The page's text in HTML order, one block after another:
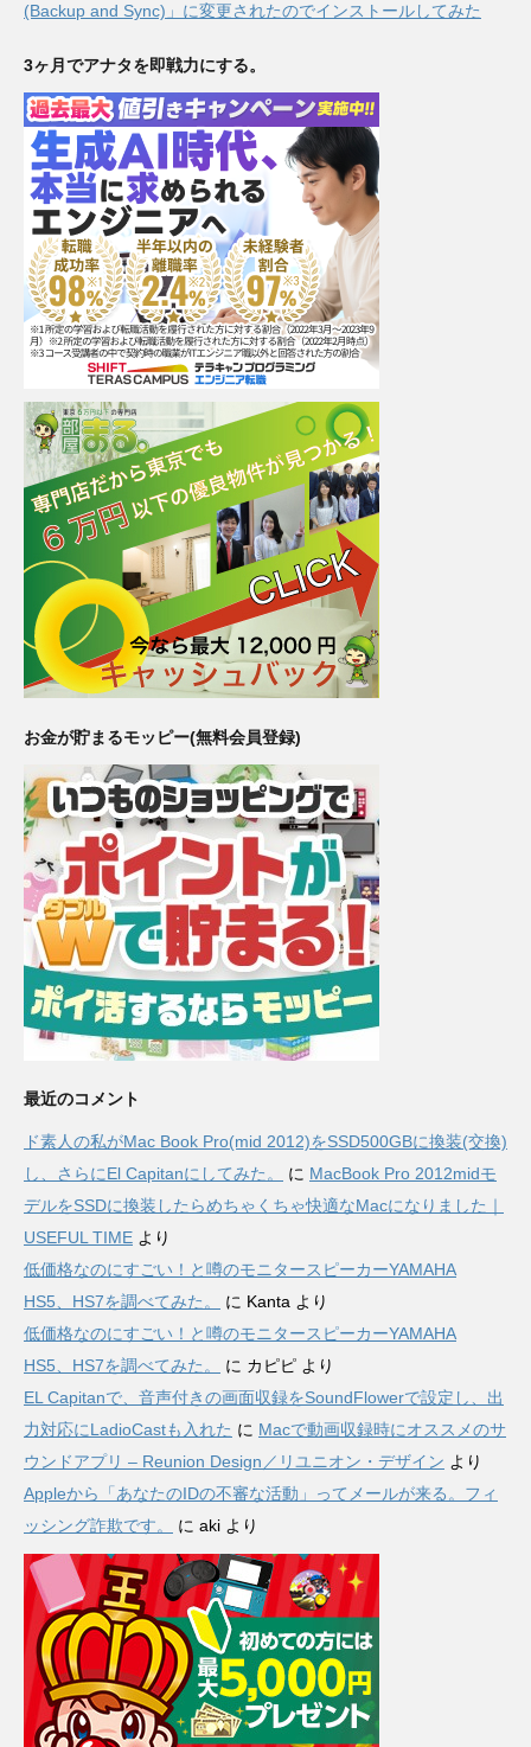
(Backup and Sync)」に変更されたのでインストールしてみた
3ヶ月でアナタを即戦力にする。
お金が貯まるモッピー(無料会員登録)
最近のコメント
ド素人の私がMac Book Pro(mid 2012)をSSD500GBに換装(交換)
し、さらにEl Capitanにしてみた。
に MacBook Pro 2012midモ
デルをSSDに換装したらめちゃくちゃ快適なMacになりました｜
USEFUL TIME より
低価格なのにすごい！と噂のモニタースピーカーYAMAHA
HS5、HS7を調べてみた。
に Kanta より
低価格なのにすごい！と噂のモニタースピーカーYAMAHA
HS5、HS7を調べてみた。
に カピピ より
EL Capitanで、音声付きの画面収録をSoundFlowerで設定し、出
力対応にLadioCastも入れた に Macで動画収録時にオススメのサ
ウンドアプリ – Reunion Design／リユニオン・デザイン より
Appleから「あなたのIDの不審な活動」ってメールが来る。フィ
ッシング詐欺です。
に aki より